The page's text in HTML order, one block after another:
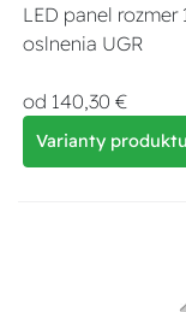
LED panel
oslnenia UGR
od 140,30 €
Varianty produktu